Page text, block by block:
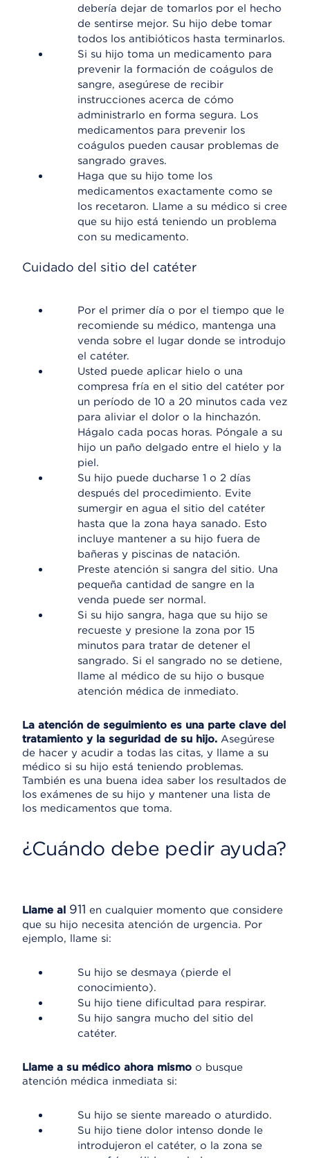
debería dejar de tomarlos por el hecho
de sentirse mejor. Su hijo debe tomar
todos los antibióticos hasta terminarlos.
Si su hijo toma un medicamento para
prevenir la formación de coágulos de
sangre, asegúrese de recibir
instrucciones acerca de cómo
administrarlo en forma segura. Los
medicamentos para prevenir los
coágulos pueden causar problemas de
sangrado graves.
Haga que su hijo tome los
medicamentos exactamente como se
los recetaron. Llame a su médico si cree
que su hijo está teniendo un problema
con su medicamento.
Cuidado del sitio del catéter
Por el primer día o por el tiempo que le
recomiende su médico, mantenga una
venda sobre el lugar donde se introdujo
el catéter.
Usted puede aplicar hielo o una
compresa fría en el sitio del catéter por
un período de 10 a 20 minutos cada vez
para aliviar el dolor o la hinchazón.
Hágalo cada pocas horas. Póngale a su
hijo un paño delgado entre el hielo y la
piel.
Su hijo puede ducharse 1 o 2 días
después del procedimiento. Evite
sumergir en agua el sitio del catéter
hasta que la zona haya sanado. Esto
incluye mantener a su hijo fuera de
bañeras y piscinas de natación.
Preste atención si sangra del sitio. Una
pequeña cantidad de sangre en la
venda puede ser normal.
Si su hijo sangra, haga que su hijo se
recueste y presione la zona por 15
minutos para tratar de detener el
sangrado. Si el sangrado no se detiene,
llame al médico de su hijo o busque
atención médica de inmediato.
La atención de seguimiento es una parte clave del
tratamiento y la seguridad de su hijo. Asegúrese
de hacer y acudir a todas las citas, y llame a su
médico si su hijo está teniendo problemas.
También es una buena idea saber los resultados de
los exámenes de su hijo y mantener una lista de
los medicamentos que toma.
¿Cuándo debe pedir ayuda?
Llame al 911 en cualquier momento que considere
que su hijo necesita atención de urgencia. Por
ejemplo, llame si:
Su hijo se desmaya (pierde el
conocimiento).
Su hijo tiene dificultad para respirar.
Su hijo sangra mucho del sitio del
catéter.
Llame a su médico ahora mismo o busque
atención médica inmediata si:
Su hijo se siente mareado o aturdido.
Su hijo tiene dolor intenso donde le
introdujeron el catéter, o la zona se